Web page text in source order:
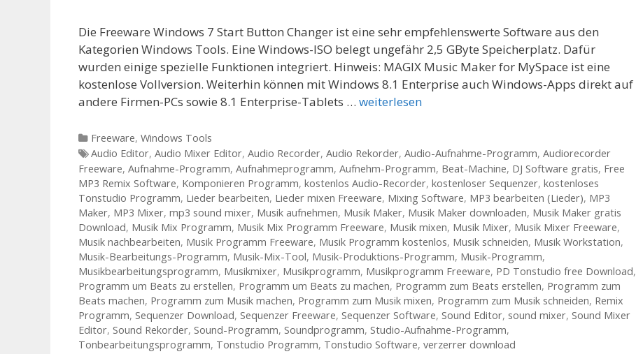
Die Freeware Windows 7 Start Button Changer ist eine sehr empfehlenswerte Software aus den
Kategorien Windows Tools. Eine Windows-ISO belegt ungefähr 2,5 GByte Speicherplatz. Dafür
wurden einige spezielle Funktionen integriert. Hinweis: MAGIX Music Maker for MySpace ist eine
kostenlose Vollversion. Weiterhin können mit Windows 8.1 Enterprise auch Windows-Apps direkt auf
andere Firmen-PCs sowie 8.1 Enterprise-Tablets … weiterlesen
Kategorien
Freeware, Windows Tools
Tags
Audio Editor, Audio Mixer Editor, Audio Recorder, Audio Rekorder, Audio-Aufnahme-Programm, Audiorecorder
Freeware, Aufnahme-Programm, Aufnahmeprogramm, Aufnehm-Programm, Beat-Machine, DJ Software gratis, Free
MP3 Remix Software, Komponieren Programm, kostenlos Audio-Recorder, kostenloser Sequenzer, kostenloses
Tonstudio Programm, Lieder bearbeiten, Lieder mixen Freeware, Mixing Software, MP3 bearbeiten (Lieder), MP3
Maker, MP3 Mixer, mp3 sound mixer, Musik aufnehmen, Musik Maker, Musik Maker downloaden, Musik Maker gratis
Download, Musik Mix Programm, Musik Mix Programm Freeware, Musik mixen, Musik Mixer, Musik Mixer Freeware,
Musik nachbearbeiten, Musik Programm Freeware, Musik Programm kostenlos, Musik schneiden, Musik Workstation,
Musik-Bearbeitungs-Programm, Musik-Mix-Tool, Musik-Produktions-Programm, Musik-Programm,
Musikbearbeitungsprogramm, Musikmixer, Musikprogramm, Musikprogramm Freeware, PD Tonstudio free Download,
Programm um Beats zu erstellen, Programm um Beats zu machen, Programm zum Beats erstellen, Programm zum
Beats machen, Programm zum Musik machen, Programm zum Musik mixen, Programm zum Musik schneiden, Remix
Programm, Sequenzer Download, Sequenzer Freeware, Sequenzer Software, Sound Editor, sound mixer, Sound Mixer
Editor, Sound Rekorder, Sound-Programm, Soundprogramm, Studio-Aufnahme-Programm,
Tonbearbeitungsprogramm, Tonstudio Programm, Tonstudio Software, verzerrer download